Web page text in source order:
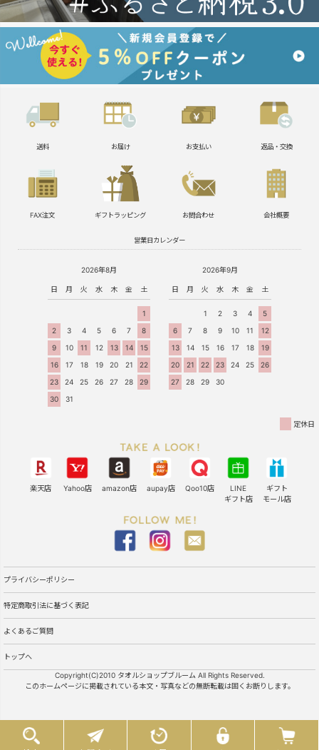
送料 お届け お支払い 返品・交換
FAX注文 ギフトラッピング お問合わせ 会社概要
営業日カレンダー
2026年8月
日 月 火 水 木 金 土
1
2
3 4 5 6 7
8
9
10 11 12 13 14
15
16
17 18 19 20 21
22
23
24 25 26 27 28
29
30
31
2026年9月
日 月 火 水 木 金 土
1 2 3 4
5
6
7 8 9 10 11
12
13
14 15 16 17 18
19
20
21 22 23 24 25
26
27
28 29 30
定休日
楽天店 Yahoo店 amazon店 aupay店 Qoo10店
LINE
ギフト店
ギフト
モール店
プライバシーポリシー
特定商取引法に基づく表記
よくあるご質問
トップへ
Copyright(C)2010 タオルショップブルーム All Rights Reserved.
このホームページに掲載されている本文・写真などの無断転載は固くお断りします。